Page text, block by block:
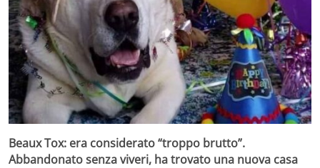
Beaux Tox: era considerato “troppo brutto”.
Abbandonato senza viveri, ha trovato una nuova casa